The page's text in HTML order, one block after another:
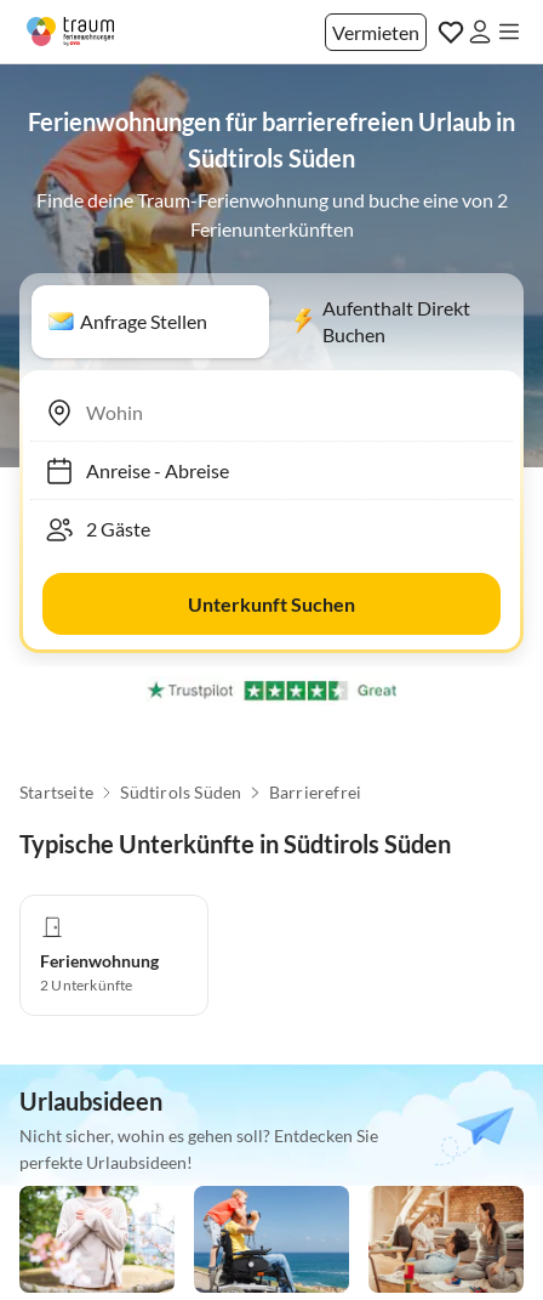
Vermieten
Ferienwohnungen für barrierefreien Urlaub in
Südtirols Süden
Finde deine Traum-Ferienwohnung und buche eine von 2
Ferienunterkünften
Anfrage Stellen
Aufenthalt Direkt
Buchen
Anreise- Abreise
Unterkunft Suchen
Startseite Südtirols Süden Barrierefrei
Typische Unterkünfte in Südtirols Süden
Ferienwohnung
2 Unterkünfte
Urlaubsideen
Nicht sicher, wohin es gehen soll? Entdecken Sie
perfekte Urlaubsideen!